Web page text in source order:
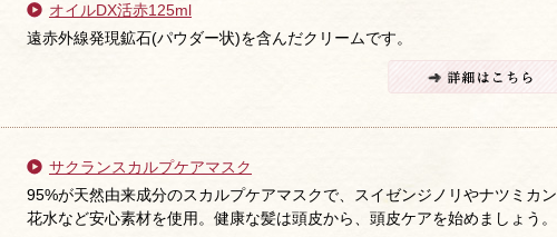
オイルDX活赤125ml
遠赤外線発現鉱石(パウダー状)を含んだクリームです。
サクランスカルプケアマスク
95%が天然由来成分のスカルプケアマスクで、スイゼンジノリやナツミカン
花水など安心素材を使用。健康な髪は頭皮から、頭皮ケアを始めましょう。